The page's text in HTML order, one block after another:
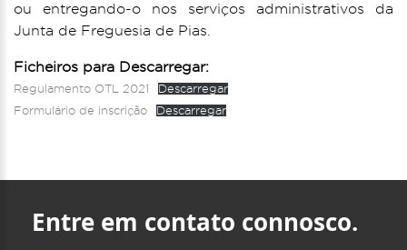
ou entregando-o nos serviços administrativos da
Junta de Freguesia de Pias.
Ficheiros para Descarregar:
Regulamento OTL 2021
Descarregar
Formulário de inscrição
Descarregar
Entre em contato connosco.